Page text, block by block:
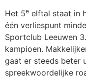
Het 5e elftal staat in
één verliespunt
Sportclub Leeuwen
kampioen.
gaat er steeds beter
spreekwoordelijke